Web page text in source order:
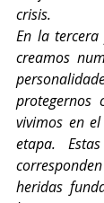
crisis.
En la
creamos
protegernos
vivimos en
etapa.
heridas